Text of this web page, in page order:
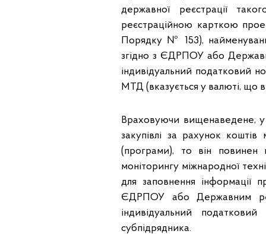
державної реєстрації
реєстраційною карткою
Порядку № 153),
згідно з ЄДРПОУ або
індивідуальний податковий
МТД (вказується у валюті, що
Враховуючи вищенаведене, у
закупівлі за рахунок
(програми), то він
моніторингу міжнародної
для заповнення інформації
ЄДРПОУ або Державним
індивідуальний
субпідрядника.